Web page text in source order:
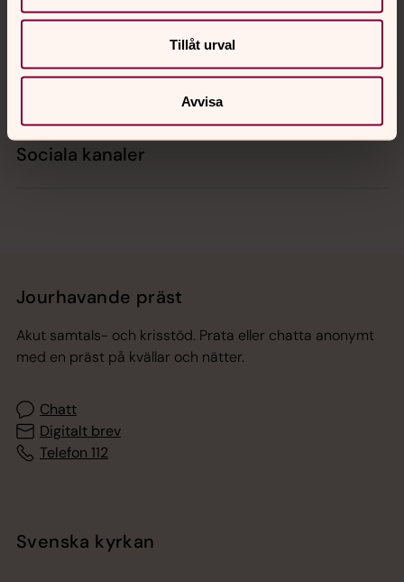
Tillåt urval
Avvisa
Kalender
Hitta snabbt
Sociala kanaler
Jourhavande präst
Akut samtals- och krisstöd. Prata eller chatta anonymt
med en präst på kvällar och nätter.
Chatt
Digitalt brev
Telefon 112
Svenska kyrkan